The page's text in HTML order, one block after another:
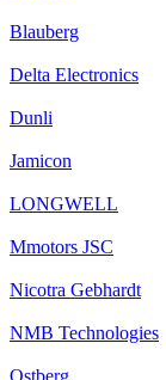
Blauberg
Delta Electronics
Dunli
Jamicon
LONGWELL
Mmotors JSC
Nicotra Gebhardt
NMB Technologies
Ostberg